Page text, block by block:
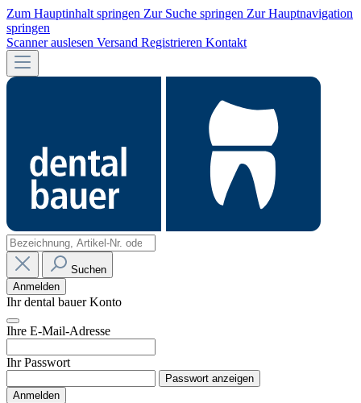
Zum Hauptinhalt springen Zur Suche springen Zur Hauptnavigation
springen
Scanner auslesen Versand Registrieren Kontakt
Suchen
Anmelden
Ihr dental bauer Konto
Ihre E-Mail-Adresse
Ihr Passwort
Passwort anzeigen
Anmelden